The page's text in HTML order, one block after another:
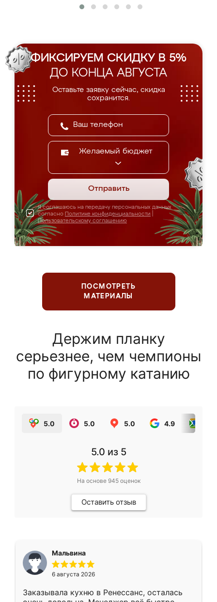
ФИКСИРУЕМ СКИДКУ В 5%
ДО КОНЦА АВГУСТА
Оставьте заявку сейчас, скидка
сохранится.
Желаемый бюджет
Отправить
Я соглашаюсь на передачу персональных данных
согласно Политике конфиденциальности
Пользовательскому соглашению
ПОСМОТРЕТЬ
МАТЕРИАЛЫ
Держим планку
серьезнее, чем чемпионы
по фигурному катанию
5.0 5.0 5.0 4.9
5.0 из 5
На основе 945оценок
Оставить отзыв
Мальвина
6 августа 2026
Заказывала кухню в Ренессанс, осталась